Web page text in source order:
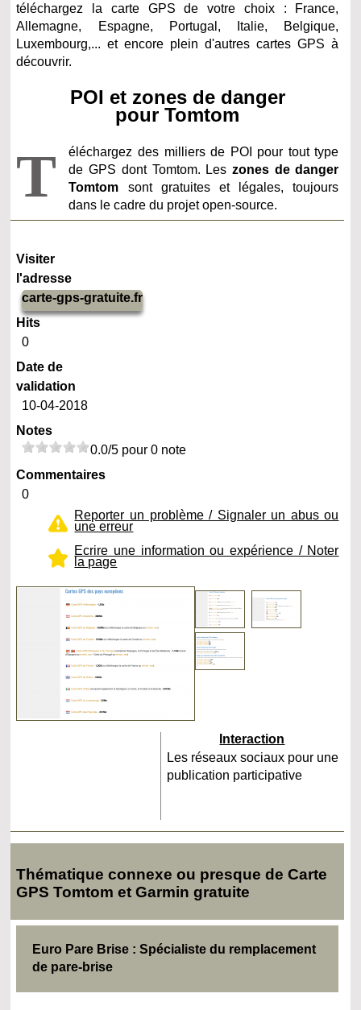
téléchargez la carte GPS de votre choix : France,
Allemagne, Espagne, Portugal, Italie, Belgique,
Luxembourg,... et encore plein d'autres cartes GPS à
découvrir.
POI et zones de danger
pour Tomtom
T
éléchargez des milliers de POI pour tout type
de GPS dont Tomtom. Leszones de danger
Tomtom sont gratuites et légales, toujours
dans le cadre du projet open-source.
Visiter
l'adresse
carte-gps-gratuite.fr
Hits
0
Date de
validation
10-04-2018
Notes
0.0/5 pour 0 note
Commentaires
0
Reporter un problème / Signaler un abus ou
une erreur
Ecrire une information ou expérience / Noter
la page
Interaction
Les réseaux sociaux pour une
publication participative
Thématique connexe ou presque de Carte
GPS Tomtom et Garmin gratuite
Euro Pare Brise : Spécialiste du remplacement
de pare-brise